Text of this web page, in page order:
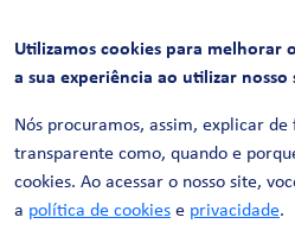
CERTIFICAÇÕES
Utilizamos cookies para melhorar
a sua experiência ao utilizar nosso
Nós procuramos, assim, explicar de
transparente como, quando e
cookies. Ao acessar o nosso site,
a política de cookies e privacidade.